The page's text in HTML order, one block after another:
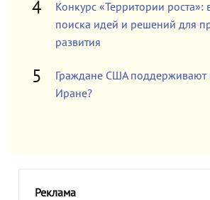
Конкурс «Территории роста»:
поиска идей и решений для
развития
Граждане США поддерживают
Иране?
Реклама